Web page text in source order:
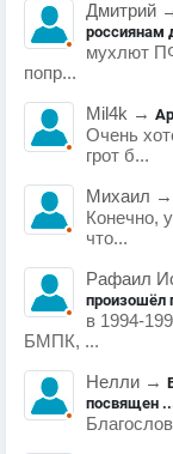
Дмитрий
россиянам
мухлют
попр...
Mil4k →
Очень
грот б...
Михаил →
Конечно,
что...
Рафаил
произошёл
в 1994-
БМПК, ...
Нелли →
посвящен